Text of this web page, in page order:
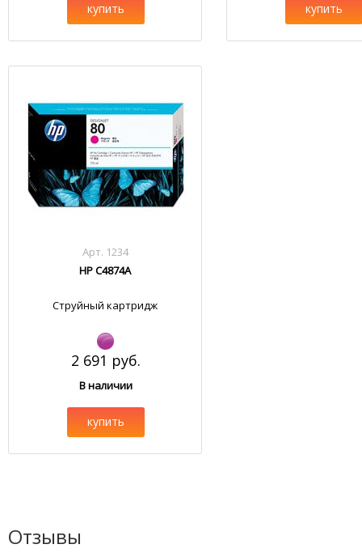
купить купить
Арт. 1234
HP C4874A
Струйный картридж
2 691 руб.
В наличии
купить
Отзывы